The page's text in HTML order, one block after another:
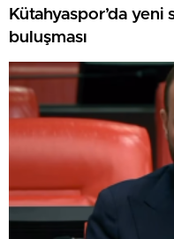
Kütahyaspor’da
buluşması